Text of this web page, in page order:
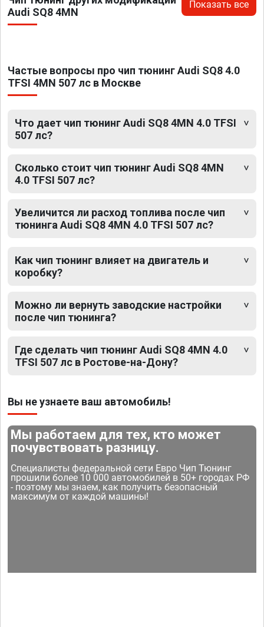
Audi SQ8 4MN
Показать все
Частые вопросы про чип тюнинг Audi SQ8 4.0
TFSI 4MN 507 лс в Москве
Что дает чип тюнинг Audi SQ8 4MN 4.0 TFSI
507 лс?
Сколько стоит чип тюнинг Audi SQ8 4MN
4.0 TFSI 507 лс?
Увеличится ли расход топлива после чип
тюнинга Audi SQ8 4MN 4.0 TFSI 507 лс?
Как чип тюнинг влияет на двигатель и
коробку?
Можно ли вернуть заводские настройки
после чип тюнинга?
Где сделать чип тюнинг Audi SQ8 4MN 4.0
TFSI 507 лс в Ростове-на-Дону?
Вы не узнаете ваш автомобиль!
Мы работаем для тех, кто может
почувствовать разницу.
Специалисты федеральной сети Евро Чип Тюнинг
прошили более 10 000 автомобилей в 50+ городах РФ
- поэтому мы знаем, как получить безопасный
максимум от каждой машины!